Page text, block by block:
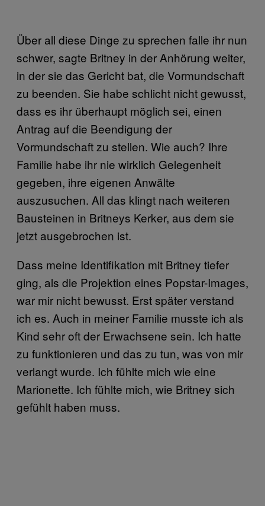
Über all diese Dinge zu sprechen falle ihr nun
schwer, sagte Britney in der Anhörung weiter,
in der sie das Gericht bat, die Vormundschaft
zu beenden. Sie habe schlicht nicht gewusst,
dass es ihr überhaupt möglich sei, einen
Antrag auf die Beendigung der
Vormundschaft zu stellen. Wie auch? Ihre
Familie habe ihr nie wirklich Gelegenheit
gegeben, ihre eigenen Anwälte
auszusuchen. All das klingt nach weiteren
Bausteinen in Britneys Kerker, aus dem sie
jetzt ausgebrochen ist.
Dass meine Identifikation mit Britney tiefer
ging, als die Projektion eines Popstar-Images,
war mir nicht bewusst. Erst später verstand
ich es. Auch in meiner Familie musste ich als
Kind sehr oft der Erwachsene sein. Ich hatte
zu funktionieren und das zu tun, was von mir
verlangt wurde. Ich fühlte mich wie eine
Marionette. Ich fühlte mich, wie Britney sich
gefühlt haben muss.